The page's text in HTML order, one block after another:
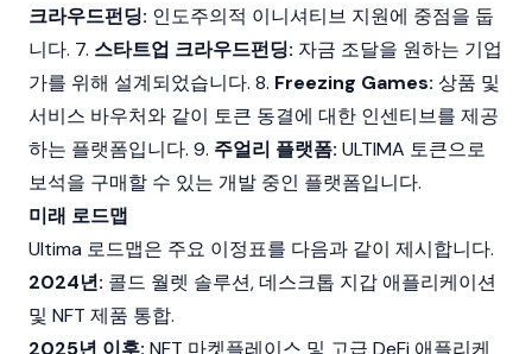
크라우드펀딩: 인도주의적 이니셔티브 지원에 중점을 둡
니다. 7. 스타트업 크라우드펀딩: 자금 조달을 원하는 기업
가를 위해 설계되었습니다. 8. Freezing Games: 상품 및
서비스 바우처와 같이 토큰 동결에 대한 인센티브를 제공
하는 플랫폼입니다. 9. 주얼리 플랫폼: ULTIMA 토큰으로
보석을 구매할 수 있는 개발 중인 플랫폼입니다.
미래 로드맵
Ultima 로드맵은 주요 이정표를 다음과 같이 제시합니다.
2024년: 콜드 월렛 솔루션, 데스크톱 지갑 애플리케이션
및 NFT 제품 통합.
2025년 이후: NFT 마켓플레이스 및 고급 DeFi 애플리케